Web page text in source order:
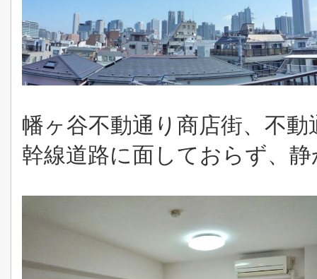
幡ヶ谷不動通り商店街、不動
幹線道路に面しておらず、